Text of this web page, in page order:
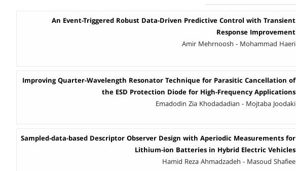
An Event-Triggered Robust Data-Driven Predictive Control with Transient
Response Improvement
Amir Mehrnoosh - Mohammad Haeri
Improving Quarter-Wavelength Resonator Technique for Parasitic Cancellation of
the ESD Protection Diode for High-Frequency Applications
Emadodin Zia Khodadadian - Mojtaba Joodaki
Sampled-data-based Descriptor Observer Design with Aperiodic Measurements for
Lithium-ion Batteries in Hybrid Electric Vehicles
Hamid Reza Ahmadzadeh - Masoud Shafiee